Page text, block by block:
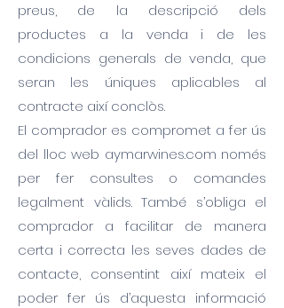
preus, de la descripció dels
productes a la venda i de les
condicions generals de venda, que
seran les úniques aplicables al
contracte així conclòs.
El comprador es compromet a fer ús
del lloc web aymarwines.com només
per fer consultes o comandes
legalment vàlids. També s’obliga el
comprador a facilitar de manera
certa i correcta les seves dades de
contacte, consentint així mateix el
poder fer ús d’aquesta informació